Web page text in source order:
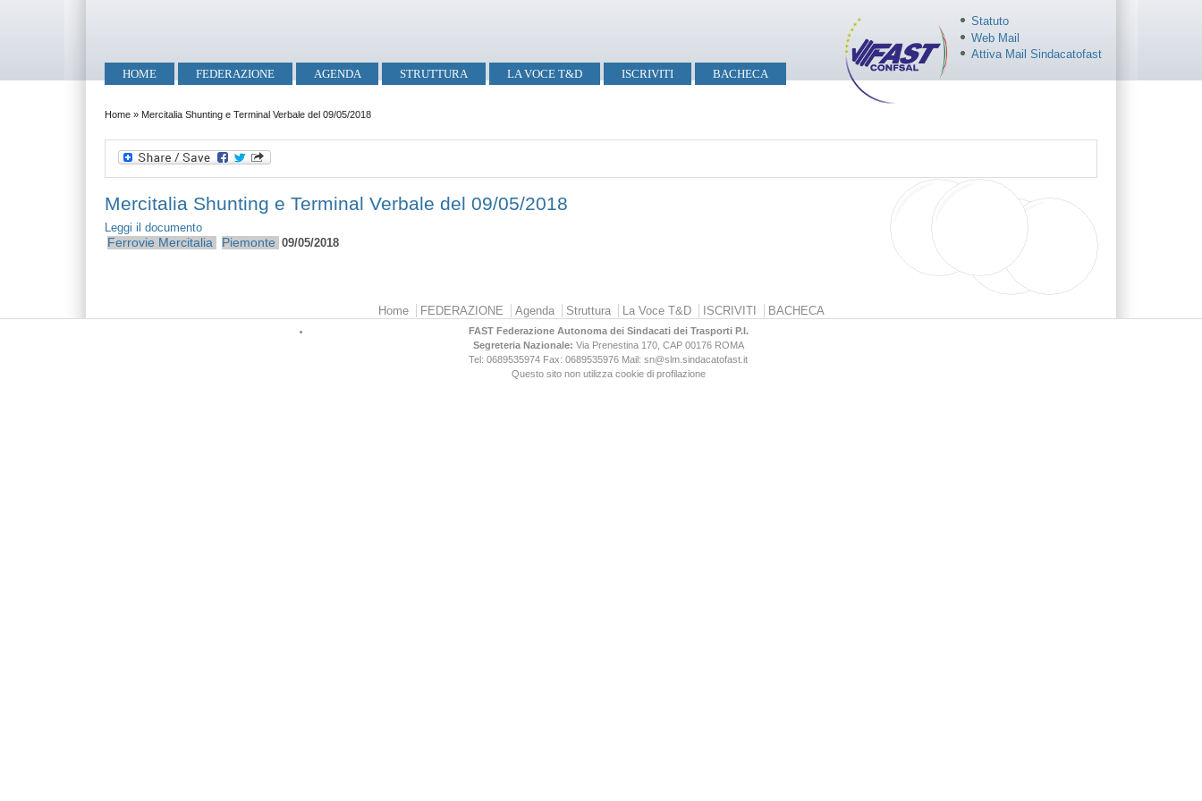
Statuto
Web Mail
Attiva Mail Sindacatofast
Menu principale
HOME FEDERAZIONE AGENDA STRUTTURA LA VOCE T&D ISCRIVITI
BACHECA
Tu sei qui
Home » Mercitalia Shunting e Terminal Verbale del 09/05/2018
Mercitalia Shunting e Terminal Verbale del 09/05/2018
Leggi il documento
Ferrovie Mercitalia Piemonte 09/05/2018
Home FEDERAZIONE Agenda Struttura La Voce T&D ISCRIVITI BACHECA
FAST Federazione Autonoma dei Sindacati dei Trasporti P.I.
Segreteria Nazionale: Via Prenestina 170, CAP 00176ROMA
Tel: 0689535974 Fax: 0689535976 Mail: sn@slm.sindacatofast.it
Questo sito non utilizza cookie di profilazione